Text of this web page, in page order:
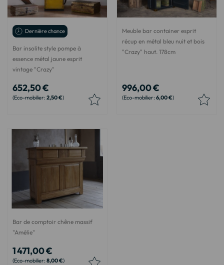
Dernière chance
Bar insolite style pompe à
essence métal jaune esprit
vintage "Crazy"
652,50 €
2,50 €
Meuble bar container esprit
récup en métal bleu nuit et bois
"Crazy" haut. 178cm
996,00 €
6,00 €
Bar de comptoir chêne massif
"Amélie"
1 471,00 €
8,00 €